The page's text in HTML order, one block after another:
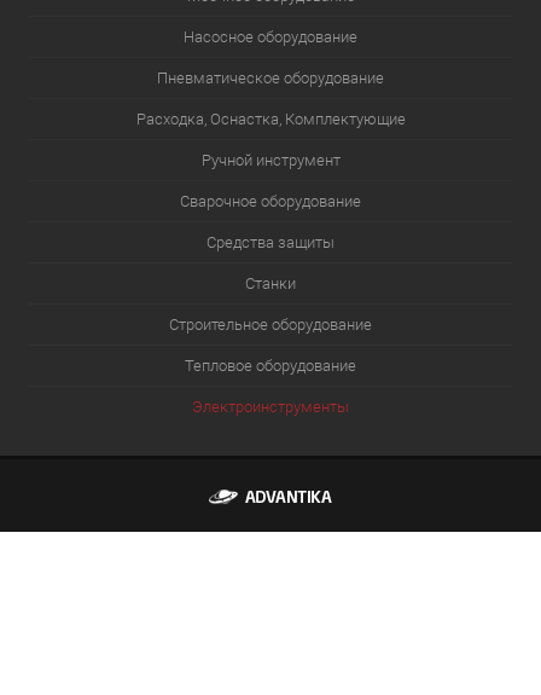
Насосное оборудование
Пневматическое оборудование
Расходка, Оснастка, Комплектующие
Ручной инструмент
Сварочное оборудование
Средства защиты
Станки
Строительное оборудование
Тепловое оборудование
Электроинструменты